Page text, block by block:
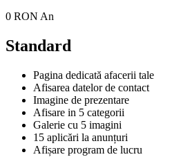
0 RON An
Standard
Pagina dedicată afacerii tale
Afisarea datelor de contact
Imagine de prezentare
Afisare in 5 categorii
Galerie cu 5 imagini
15 aplicări la anunțuri
Afișare program de lucru